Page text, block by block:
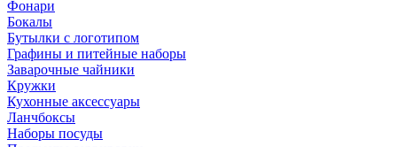
Фонари
Бокалы
Бутылки с логотипом
Графины и питейные наборы
Заварочные чайники
Кружки
Кухонные аксессуары
Ланчбоксы
Наборы посуды